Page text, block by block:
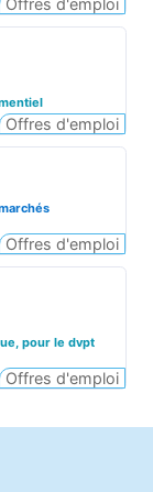
Offres d'emploi
Offres d'emploi
Offres d'emploi
Offres d'emploi
pour le dvpt